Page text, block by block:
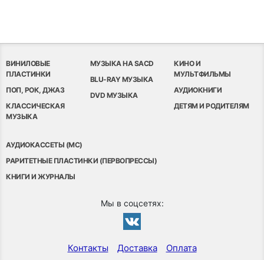
ВИНИЛОВЫЕ
ПЛАСТИНКИ
ПОП, РОК, ДЖАЗ
КЛАССИЧЕСКАЯ
МУЗЫКА
МУЗЫКА НА SACD
BLU-RAY МУЗЫКА
DVD МУЗЫКА
КИНО И
МУЛЬТФИЛЬМЫ
АУДИОКНИГИ
ДЕТЯМ И РОДИТЕЛЯМ
АУДИОКАССЕТЫ (MC)
РАРИТЕТНЫЕ ПЛАСТИНКИ (ПЕРВОПРЕССЫ)
КНИГИ И ЖУРНАЛЫ
Мы в соцсетях:
Контакты Доставка Оплата